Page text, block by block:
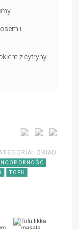
i
z cytryny
OBIAD
TOFU